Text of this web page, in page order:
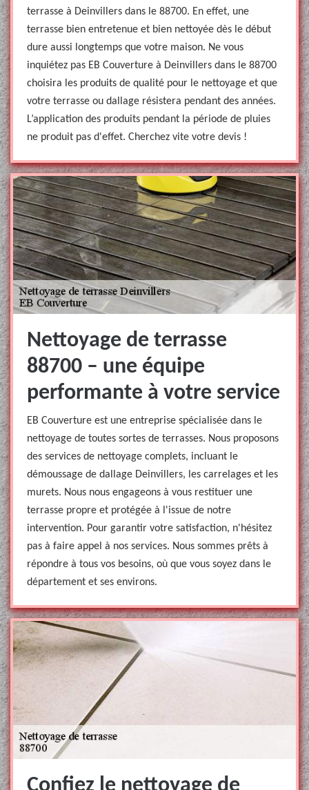
terrasse à Deinvillers dans le 88700. En effet, une
terrasse bien entretenue et bien nettoyée dès le début
dure aussi longtemps que votre maison. Ne vous
inquiétez pas EB Couverture à Deinvillers dans le 88700
choisira les produits de qualité pour le nettoyage et que
votre terrasse ou dallage résistera pendant des années.
L’application des produits pendant la période de pluies
ne produit pas d'effet. Cherchez vite votre devis !
Nettoyage de terrasse
88700 – une équipe
performante à votre service
EB Couverture est une entreprise spécialisée dans le
nettoyage de toutes sortes de terrasses. Nous proposons
des services de nettoyage complets, incluant le
démoussage de dallage Deinvillers, les carrelages et les
murets. Nous nous engageons à vous restituer une
terrasse propre et protégée à l'issue de notre
intervention. Pour garantir votre satisfaction, n'hésitez
pas à faire appel à nos services. Nous sommes prêts à
répondre à tous vos besoins, où que vous soyez dans le
département et ses environs.